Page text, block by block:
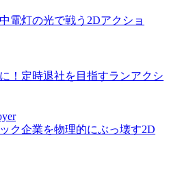
電灯の光で戦う2Dアクショ
！定時退社を目指すランアクシ
ク企業を物理的にぶっ壊す2D